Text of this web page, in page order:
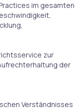
im gesamten
zur
der
Verständnisses